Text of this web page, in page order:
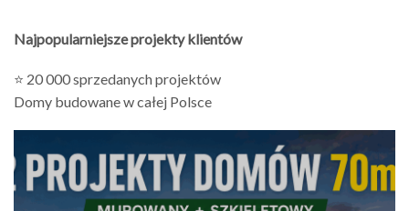
Najpopularniejsze projekty klientów
⭐ 20 000 sprzedanych projektów
Domy budowane w całej Polsce